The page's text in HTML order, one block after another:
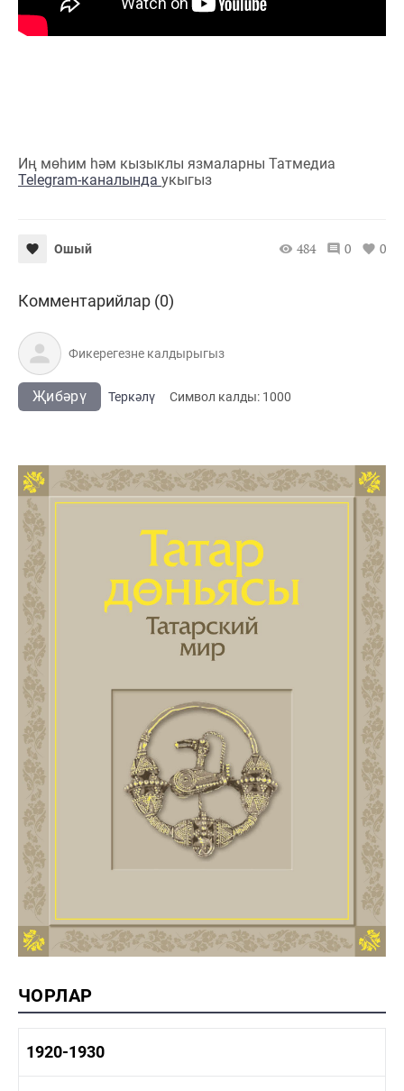
Иң мөһим һәм кызыклы язмаларны Татмедиа
Telegram-каналында укыгыз
Ошый 484 0 0
Комментарийлар (0)
Җибәрү Теркәлү Cимвол калды: 1000
ЧОРЛАР
1920-1930